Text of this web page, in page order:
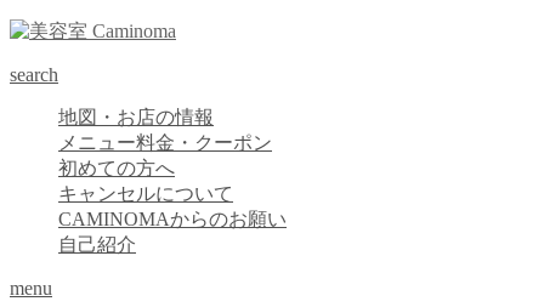
search
地図・お店の情報
メニュー料金・クーポン
初めての方へ
キャンセルについて
CAMINOMAからのお願い
自己紹介
menu